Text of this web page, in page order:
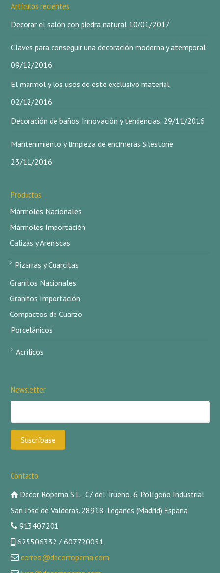
Artículos recientes
Decorar el salón con piedra natural 10/01/2017
Claves para conseguir una decoración moderna y atemporal
09/12/2016
El mármol y los usos de este exclusivo material.
02/12/2016
Decoración de baños. Innovación y tendencias. 29/11/2016
Mantenimiento y limpieza de encimeras Silestone
23/11/2016
Productos
Mármoles Nacionales
Mármoles Importación
Calizas y Areniscas
Pizarras y Cuarcitas
Granitos Nacionales
Granitos Importación
Compactos de Cuarzo
Porcelánicos
Acrílicos
Newsletter
Contacto
Decor Ropema S.L., C/ del Trueno, 6. Polígono Industrial
San José de Valderas. 28918, Leganés (Madrid) España
913407201
625506332 / 607720051
correo@decorropema.com